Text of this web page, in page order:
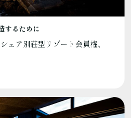
するために
ェア別荘型リゾート会員権、